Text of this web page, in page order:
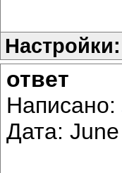
Настройки:
ответ
Написано:
Дата: